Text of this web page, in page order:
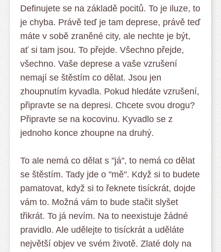
Definujete se na základě pocitů. To je iluze, to
je chyba. Právě teď je tam deprese, právě teď
máte v sobě zraněné city, ale nechte je být,
ať si tam jsou. To přejde. Všechno přejde,
všechno. Vaše deprese a vaše vzrušení
nemají se štěstím co dělat. Jsou jen
zhoupnutím kyvadla. Pokud hledáte vzrušení,
připravte se na depresi. Chcete svou drogu?
Připravte se na kocovinu. Kyvadlo se z
jednoho konce zhoupne na druhý.
To ale nemá co dělat s "já", to nemá co dělat
se štěstím. Tady jde o "mě". Když si to budete
pamatovat, když si to řeknete tisíckrát, dojde
vám to. Možná vám to bude stačit slyšet
třikrát. To já nevím. Na to neexistuje žádné
pravidlo. Ale udělejte to tisíckrát a uděláte
největší objev ve svém životě. Zlaté doly na